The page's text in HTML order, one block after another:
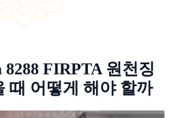
FIRPTA 원천징
때 어떻게 해야 할까